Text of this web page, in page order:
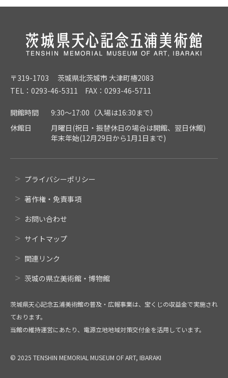
〒319-1703 茨城県北茨城市 大津町椿2083
TEL：0293-46-5311 FAX：0293-46-5711
開館時間
9:30～17:00（入場は16:30まで）
休館日
月曜日(祝日・振替休日の場合は開館、翌日休館)
年末年始(12月29日から1月1日まで)
プライバシーポリシー
著作権・免責事項
お問い合わせ
サイトマップ
関連リンク
茨城の県立美術館・博物館
茨城県天心記念五浦美術館の普及・広報事業は、宝くじの収益金で実施され
ております。
当館の維持運営にあたり、電源立地地域対策交付金を活用しています。
© 2025 TENSHIN MEMORIAL MUSEUM OF ART, IBARAKI